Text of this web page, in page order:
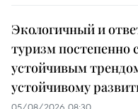
Экологичный и
туризм постепенно
устойчивым
устойчивому